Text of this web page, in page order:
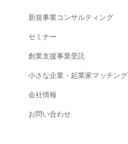
新規事業コンサルティング
セミナー
創業支援事業受託
小さな企業・起業家マッチング
会社情報
お問い合わせ